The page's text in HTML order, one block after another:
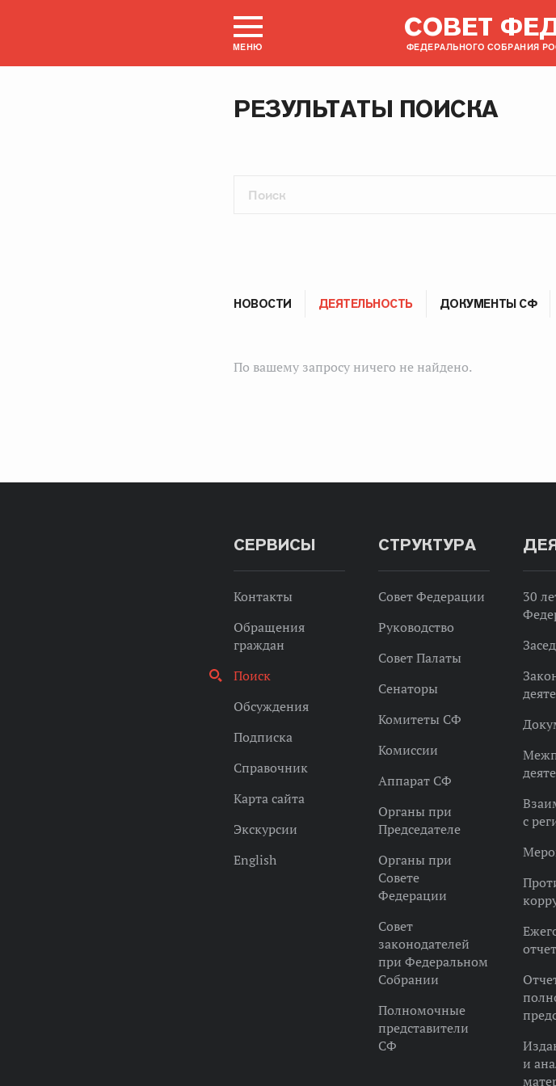
МЕНЮ
СОВЕТ
ФЕДЕРАЛЬНОГО СОБРАНИЯ
РЕЗУЛЬТАТЫ ПОИСКА
НОВОСТИ ДЕЯТЕЛЬНОСТЬ ДОКУМЕНТЫ СФ
По вашему запросу ничего не найдено.
СЕРВИСЫ
Контакты
Обращения
граждан
Поиск
Обсуждения
Подписка
Справочник
Карта сайта
Экскурсии
English
СТРУКТУРА
Совет Федерации
Руководство
Совет Палаты
Сенаторы
Комитеты СФ
Комиссии
Аппарат СФ
Органы при
Председателе
Органы при
Совете
Федерации
Совет
законодателей
при Федеральном
Собрании
Полномочные
представители
СФ
30
с
и